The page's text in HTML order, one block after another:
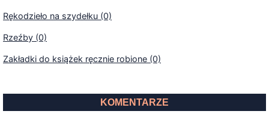
Rękodzieło na szydełku (0)
Rzeźby (0)
Zakładki do książek ręcznie robione (0)
KOMENTARZE